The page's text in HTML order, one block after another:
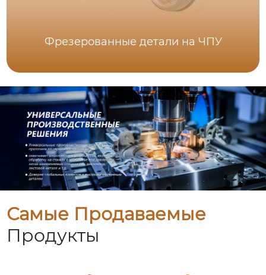
Фрезерованные детали на ЧПУ
Самые Продаваемые
Продукты